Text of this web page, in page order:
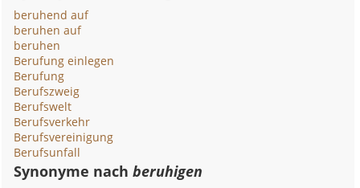
beruhend auf
beruhen auf
beruhen
Berufung einlegen
Berufung
Berufszweig
Berufswelt
Berufsverkehr
Berufsvereinigung
Berufsunfall
Synonyme nachberuhigen